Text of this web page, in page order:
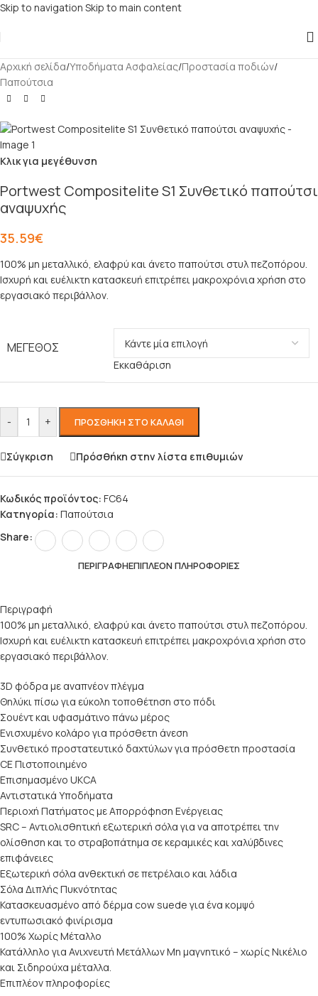
Skip to navigation Skip to main content
Αρχική σελίδα/Υποδήματα Ασφαλείας/Προστασία ποδιών/
Παπούτσια
Κλικ για μεγέθυνση
Portwest Compositelite S1 Συνθετικό παπούτσι
αναψυχής
35.59€
100% μη μεταλλικό, ελαφρύ και άνετο παπούτσι στυλ πεζοπόρου.
Ισχυρή και ευέλικτη κατασκευή επιτρέπει μακροχρόνια χρήση στο
εργασιακό περιβάλλον.
ΜΈΓΕΘΟΣ
Εκκαθάριση
- + ΠΡΟΣΘΉΚΗ ΣΤΟ ΚΑΛΆΘΙ
Σύγκριση Πρόσθήκη στην λίστα επιθυμιών
Κωδικός προϊόντος: FC64
Κατηγορία: Παπούτσια
Share:
ΠΕΡΙΓΡΑΦΉΕΠΙΠΛΈΟΝ ΠΛΗΡΟΦΟΡΊΕΣ
Περιγραφή
100% μη μεταλλικό, ελαφρύ και άνετο παπούτσι στυλ πεζοπόρου.
Ισχυρή και ευέλικτη κατασκευή επιτρέπει μακροχρόνια χρήση στο
εργασιακό περιβάλλον.
3D φόδρα με αναπνέον πλέγμα
Θηλύκι πίσω για εύκολη τοποθέτηση στο πόδι
Σουέντ και υφασμάτινο πάνω μέρος
Ενισχυμένο κολάρο για πρόσθετη άνεση
Συνθετικό προστατευτικό δαχτύλων για πρόσθετη προστασία
CE Πιστοποιημένο
Επισημασμένο UKCA
Αντιστατικά Υποδήματα
Περιοχή Πατήματος με Απορρόφηση Ενέργειας
SRC – Αντιολισθητική εξωτερική σόλα για να αποτρέπει την
ολίσθηση και το στραβοπάτημα σε κεραμικές και χαλύβδινες
επιφάνειες
Εξωτερική σόλα ανθεκτική σε πετρέλαιο και λάδια
Σόλα Διπλής Πυκνότητας
Κατασκευασμένο από δέρμα cow suede για ένα κομψό
εντυπωσιακό φινίρισμα
100% Χωρίς Μέταλλο
Κατάλληλο για Ανιχνευτή Μετάλλων Μη μαγνητικό – χωρίς Νικέλιο
και Σιδηρούχα μέταλλα.
Επιπλέον πληροφορίες